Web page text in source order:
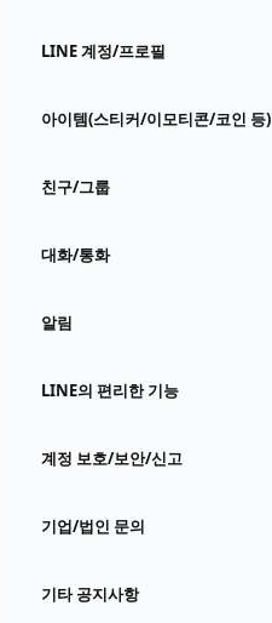
LINE 계정/프로필
아이템(스티커/이모티콘/코인 등)
친구/그룹
대화/통화
알림
LINE의 편리한 기능
계정 보호/보안/신고
기업/법인 문의
기타 공지사항